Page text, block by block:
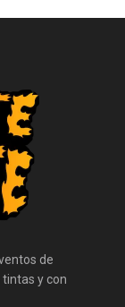
de
y con